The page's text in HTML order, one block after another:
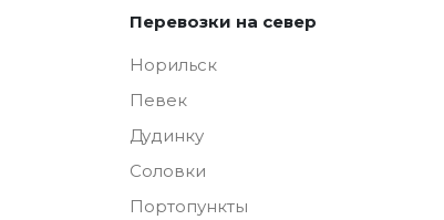
Перевозки на север
Норильск
Певек
Дудинку
Соловки
Портопункты